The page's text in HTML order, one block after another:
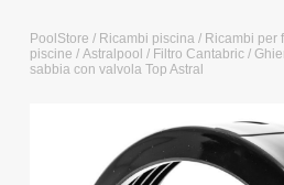
PoolStore / Ricambi piscina/ Ricambi per
piscine / Astralpool / Filtro Cantabric/
sabbia con valvola Top Astral